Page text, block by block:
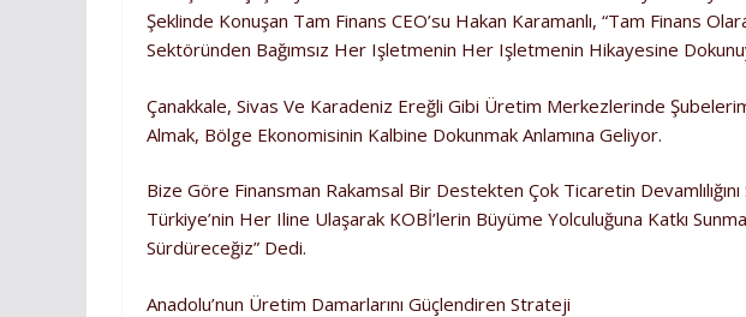
Şeklinde Konuşan Tam Finans CEO’su Hakan Karamanlı, “Tam Finans
Sektöründen Bağımsız Her Işletmenin Her Işletmenin Hikayesine
Çanakkale, Sivas Ve Karadeniz Ereğli Gibi Üretim Merkezlerinde
Almak, Bölge Ekonomisinin Kalbine Dokunmak Anlamına Geliyor.
Bize Göre Finansman Rakamsal Bir Destekten Çok Ticaretin Devamlılığını
Türkiye’nin Her Iline Ulaşarak KOBİ’lerin Büyüme Yolculuğuna Katkı
Sürdüreceğiz” Dedi.
Anadolu’nun Üretim Damarlarını Güçlendiren Strateji